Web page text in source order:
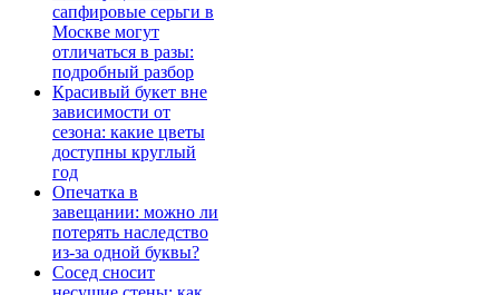
сапфировые серьги в
Москве могут
отличаться в разы:
подробный разбор
Красивый букет вне
зависимости от
сезона: какие цветы
доступны круглый
год
Опечатка в
завещании: можно ли
потерять наследство
из-за одной буквы?
Сосед сносит